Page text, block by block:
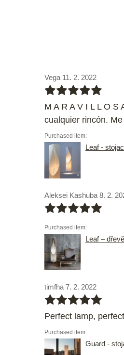
Vega 11. 2. 2022
bbbbb
M A R A V I L L O
cualquier rincón.
Purchased item:
Leaf -
Aleksei Kashuba 8. 2.
bbbbb
Purchased item:
Leaf –
timfha 7. 2. 2022
bbbbb
Perfect lamp,
Purchased item:
Guard -